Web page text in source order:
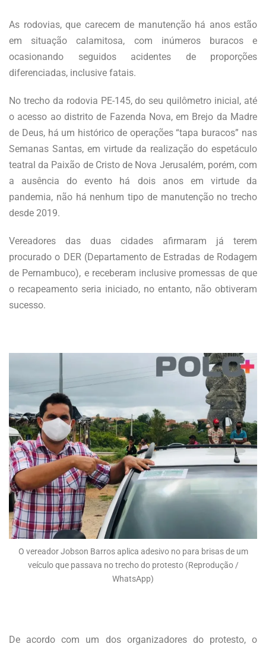
As rodovias, que carecem de manutenção há anos estão
em situação calamitosa, com inúmeros buracos e
ocasionando seguidos acidentes de proporções
diferenciadas, inclusive fatais.
No trecho da rodovia PE-145, do seu quilômetro inicial, até
o acesso ao distrito de Fazenda Nova, em Brejo da Madre
de Deus, há um histórico de operações “tapa buracos” nas
Semanas Santas, em virtude da realização do espetáculo
teatral da Paixão de Cristo de Nova Jerusalém, porém, com
a ausência do evento há dois anos em virtude da
pandemia, não há nenhum tipo de manutenção no trecho
desde 2019.
Vereadores das duas cidades afirmaram já terem
procurado o DER (Departamento de Estradas de Rodagem
de Pernambuco), e receberam inclusive promessas de que
o recapeamento seria iniciado, no entanto, não obtiveram
sucesso.
O vereador Jobson Barros aplica adesivo no para brisas de um
veículo que passava no trecho do protesto (Reprodução /
WhatsApp)
De acordo com um dos organizadores do protesto, o